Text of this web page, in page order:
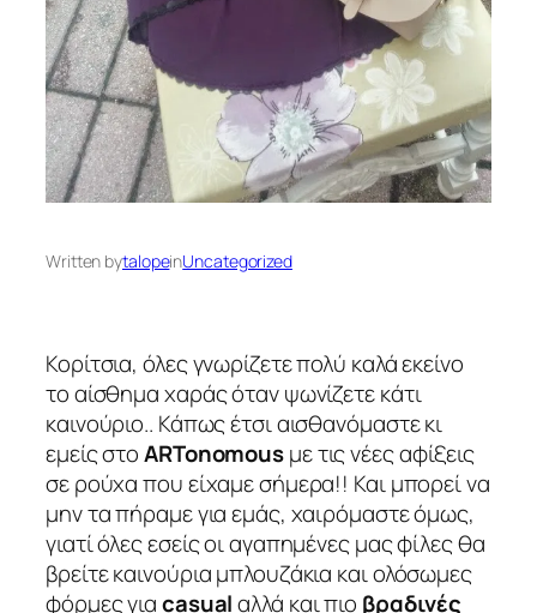
Written bytalopeinUncategorized
Κορίτσια, όλες γνωρίζετε πολύ καλά εκείνο
το αίσθημα χαράς όταν ψωνίζετε κάτι
καινούριο.. Κάπως έτσι αισθανόμαστε κι
εμείς στοARTonomousμε τις νέες αφίξεις
σε ρούχα που είχαμε σήμερα!! Και μπορεί να
μην τα πήραμε για εμάς, χαιρόμαστε όμως,
γιατί όλες εσείς οι αγαπημένες μας φίλες θα
βρείτε καινούρια μπλουζάκια και ολόσωμες
φόρμες γιαcasualαλλά και πιο βραδινές